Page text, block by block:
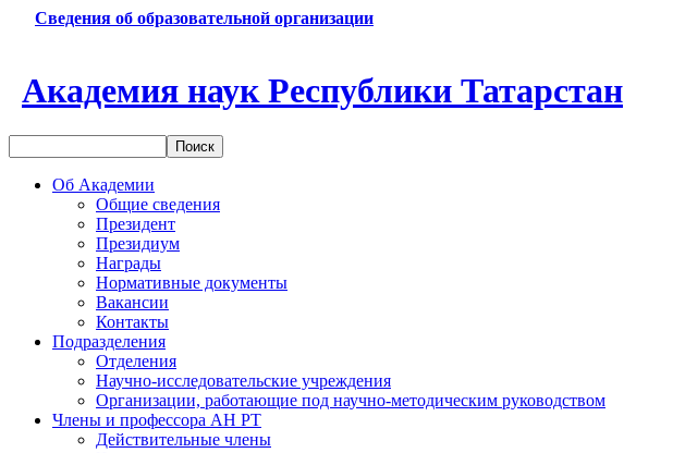
Сведения об образовательной организации
Академия наук Республики Татарстан
Об Академии
Общие сведения
Президент
Президиум
Награды
Нормативные документы
Вакансии
Контакты
Подразделения
Отделения
Научно-исследовательские учреждения
Организации, работающие под научно-методическим руководством
Члены и профессора АН РТ
Действительные члены